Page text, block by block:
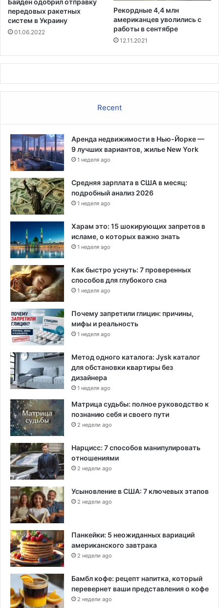
л
х
Байден одобрил отправку
передовых ракетных
систем в Украину
01.06.2022
Рекордные 4,4 млн
американцев уволились с
работы в сентябре
12.11.2021
Recent
Аренда недвижимости в Нью-Йорке —
9 лучших вариантов, жилье New York
1 неделя ago
Средняя зарплата в США в месяц:
подробный анализ 2026
1 неделя ago
Харам это: 15 шокирующих запретов в
исламе, о которых важно знать
1 неделя ago
Как быстро уснуть: 7 проверенных
способов для глубокого сна
1 неделя ago
Почему запретили глицин: причины,
мифы и реальность
1 неделя ago
Метод одного каталога: Jysk каталог
для обстановки квартиры без
дизайнера
1 неделя ago
Матрица судьбы: полное руководство к
познанию себя и своего пути
2 недели ago
Нарцисс: 7 способов манипулировать
отношениями
2 недели ago
Усыновление в США: 7 ключевых этапов
2 недели ago
Панкейки: 5 неожиданных вариаций
американского завтрака
2 недели ago
Бамбл кофе: рецепт напитка, который
перевернет ваши представления о кофе
2 недели ago